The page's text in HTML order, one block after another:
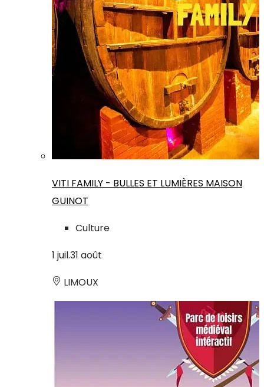
VITI FAMILY - BULLES ET LUMIÈRES MAISON
GUINOT
Culture
1 juil.31 août
LIMOUX